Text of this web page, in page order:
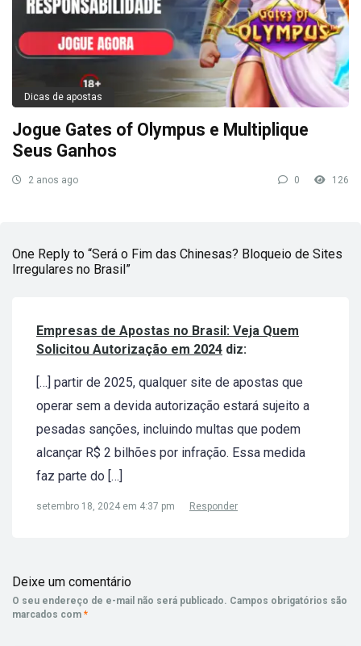
Dicas de apostas
Jogue Gates of Olympus e Multiplique
Seus Ganhos
2 anos ago 0 126
One Reply to “Será o Fim das Chinesas? Bloqueio de Sites
Irregulares no Brasil”
Empresas de Apostas no Brasil: Veja Quem
Solicitou Autorização em 2024 diz:
[…] partir de 2025, qualquer site de apostas que
operar sem a devida autorização estará sujeito a
pesadas sanções, incluindo multas que podem
alcançar R$ 2 bilhões por infração. Essa medida
faz parte do […]
setembro 18, 2024 em 4:37 pm Responder
Deixe um comentário
O seu endereço de e-mail não será publicado. Campos obrigatórios são
marcados com *